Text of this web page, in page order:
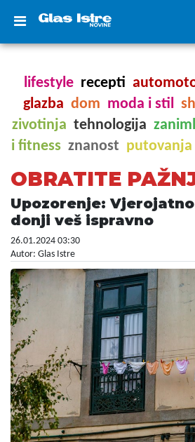
lifestyle recepti
glazba dom moda i stil
zivotinja tehnologija
i fitness znanost putovanja
OBRATITE
Upozorenje:
donji veš ispravno
26.01.2024 03:30
Autor: Glas Istre